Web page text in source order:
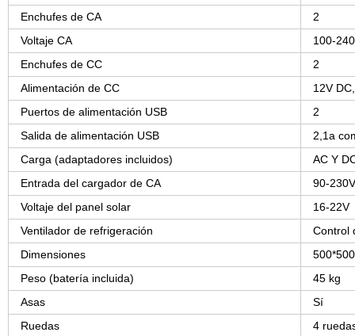
Enchufes de CA
2
Voltaje CA
100-
Enchufes de CC
2
Alimentación de CC
12V
Puertos de alimentación USB
2
Salida de alimentación USB
2,1a
Carga (adaptadores incluidos)
AC Y
Entrada del cargador de CA
90-
Voltaje del panel solar
16-22V
Ventilador de refrigeración
Control
Dimensiones
Peso (batería incluida)
45 kg
Asas
Sí
Ruedas
4